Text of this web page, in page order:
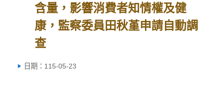
含量，影響消費者知情權及健
康，監察委員田秋堇申請自動調
查
日期：115-05-23